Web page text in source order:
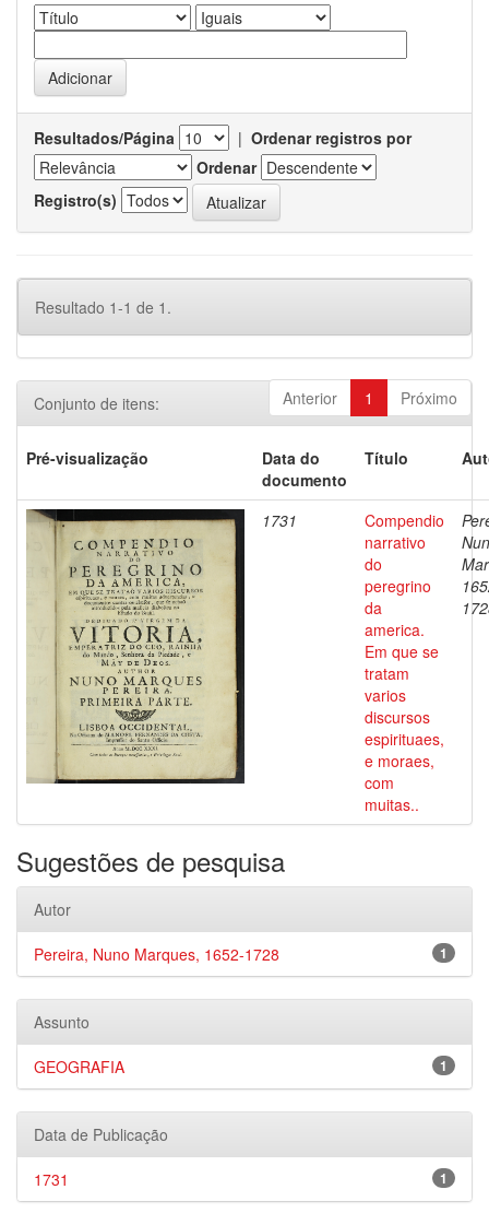
Resultados/Página | Ordenar registros por
Ordenar
Registro(s)
Resultado 1-1 de 1.
Anterior 1 Próximo
Conjunto de itens:
Pré-visualização
Data do
documento
Título
1731
Compendio
narrativo
do
peregrino
da
america.
Em que se
tratam
varios
discursos
espirituaes,
e moraes,
com
muitas..
Sugestões de pesquisa
Autor
1
Pereira, Nuno Marques, 1652-1728
Assunto
1
GEOGRAFIA
Data de Publicação
1
1731